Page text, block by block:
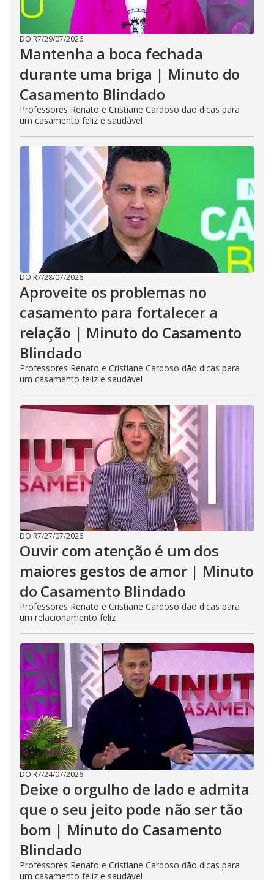
DO R7/29/07/2026
Mantenha a boca fechada
durante uma briga | Minuto do
Casamento Blindado
Professores Renato e Cristiane Cardoso dão dicas para
um casamento feliz e saudável
DO R7/28/07/2026
Aproveite os problemas no
casamento para fortalecer a
relação | Minuto do Casamento
Blindado
Professores Renato e Cristiane Cardoso dão dicas para
um casamento feliz e saudável
DO R7/27/07/2026
Ouvir com atenção é um dos
maiores gestos de amor | Minuto
do Casamento Blindado
Professores Renato e Cristiane Cardoso dão dicas para
um relacionamento feliz
DO R7/24/07/2026
Deixe o orgulho de lado e admita
que o seu jeito pode não ser tão
bom | Minuto do Casamento
Blindado
Professores Renato e Cristiane Cardoso dão dicas para
um casamento feliz e saudável